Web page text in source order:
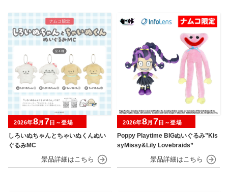
しろいぬちゃんとちゃいぬくんぬい
ぐるみMC
2026年8月 7 日～登場
Poppy Playtime BIGぬいぐるみ”Kis
syMissy&Lily Lovebraids”
2026年8月 7 日～登場